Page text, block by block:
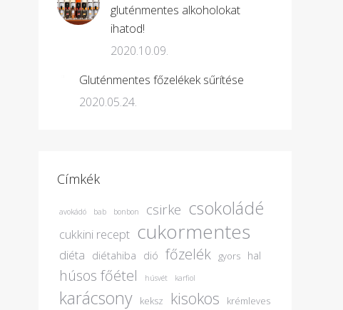
gluténmentes alkoholokat
ihatod!
2020.10.09.
Gluténmentes főzelékek sűrítése
2020.05.24.
Címkék
avokádó bab bonbon csirke csokoládé
cukkini recept cukormentes
diéta diétahiba dió főzelék gyors hal
húsos főétel húsvét karfiol
karácsony keksz kisokos krémleves